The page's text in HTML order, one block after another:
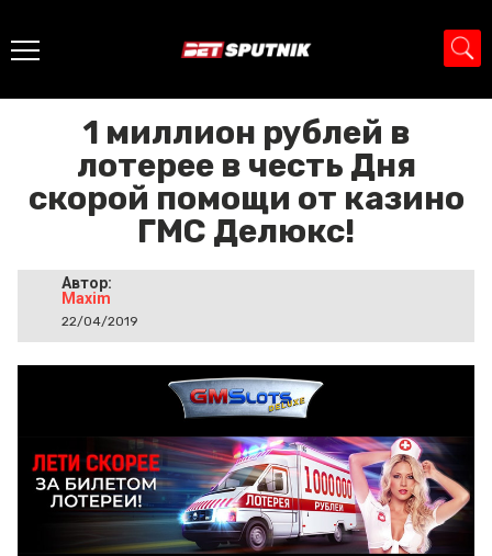
1 миллион рублей в лотерее в честь Дня
1 миллион рублей в
лотерее в честь Дня
скорой помощи от казино
ГМС Делюкс!
Автор:
Maxim
22/04/2019